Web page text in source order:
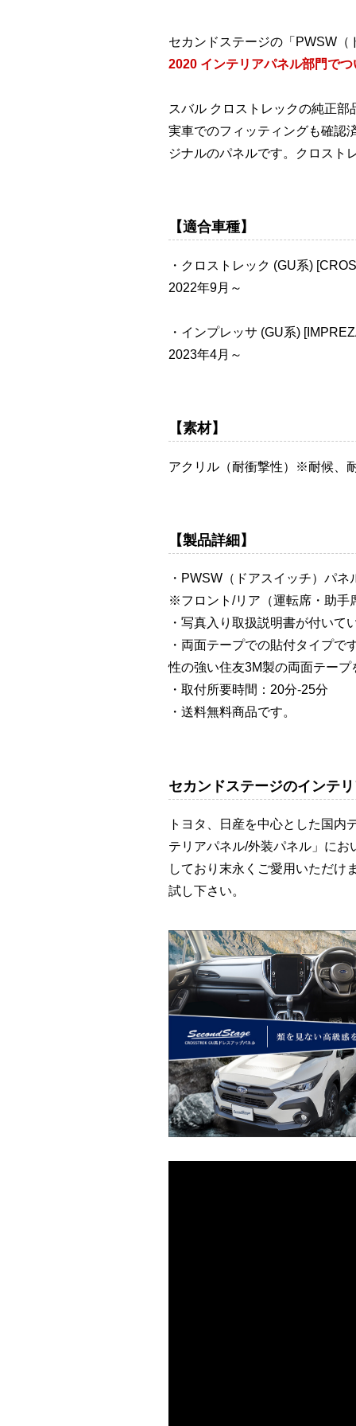
セカンドステージの「PWSW
2020 インテリアパネル部門で
スバル クロストレックの純正
実車でのフィッティングも確認
ジナルのパネルです。クロスト
【適合車種】
・クロストレック (GU系)
2022年9月～
・インプレッサ (GU系)
2023年4月～
【素材】
アクリル（耐衝撃性）※耐候、
【製品詳細】
・PWSW（ドアスイッチ）パネ
※フロント/リア（運転席・助手
・写真入り取扱説明書が付いて
・両面テープでの貼付タイプ
性の強い住友3M製の両面テー
・取付所要時間：20分-25分
・送料無料商品です。
セカンドステージのインテ
トヨタ、日産を中心とした国
テリアパネル/外装パネル」に
しており末永くご愛用いただけ
試し下さい。